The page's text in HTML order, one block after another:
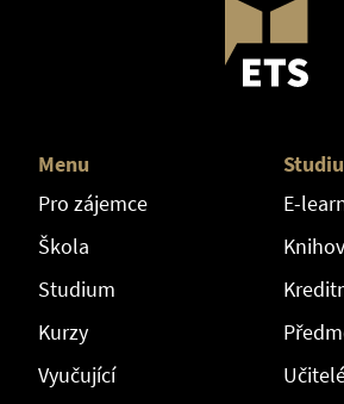
Menu
Pro zájemce
Škola
Studium
Kurzy
Vyučující
E-